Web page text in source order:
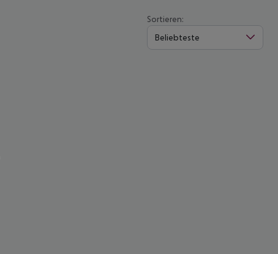
Sortieren:
Beliebteste